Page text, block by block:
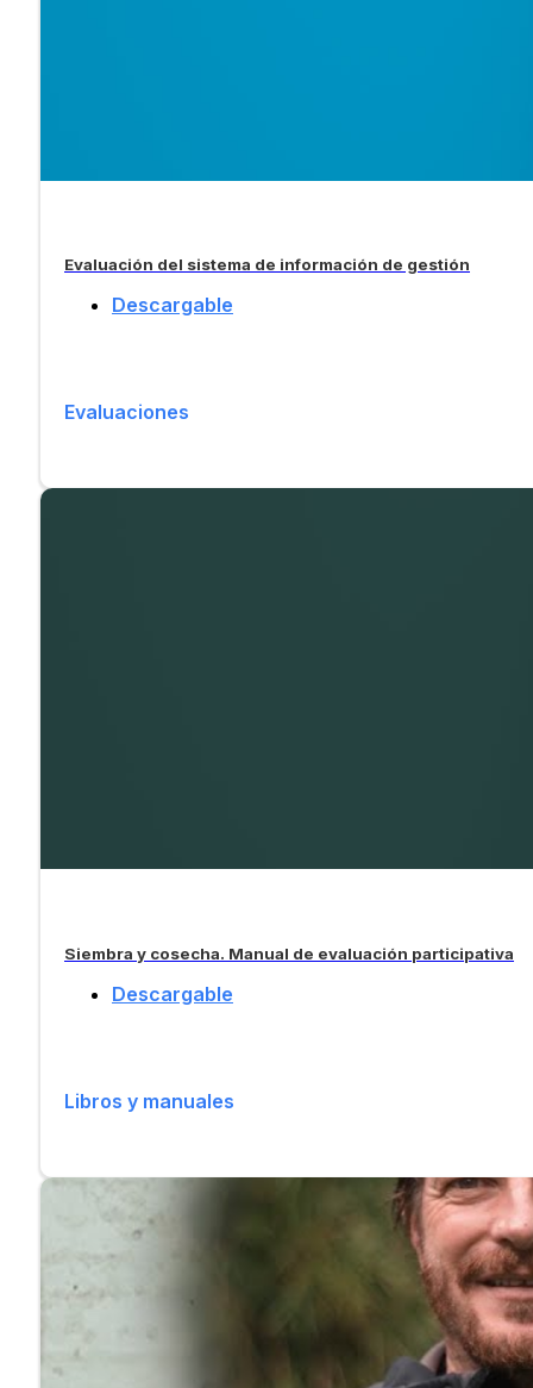
Evaluación del sistema de información de gestión
Descargable
Evaluaciones
Siembra y cosecha. Manual de evaluación participativa
Descargable
Libros y manuales